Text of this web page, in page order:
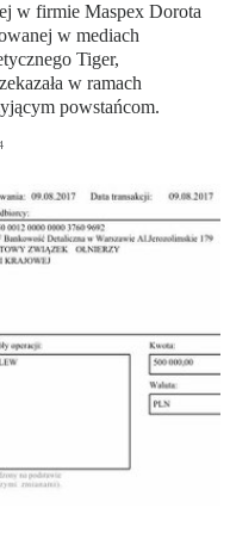
w firmie Maspex Dorota
w mediach
Tiger,
w ramach
powstańcom.